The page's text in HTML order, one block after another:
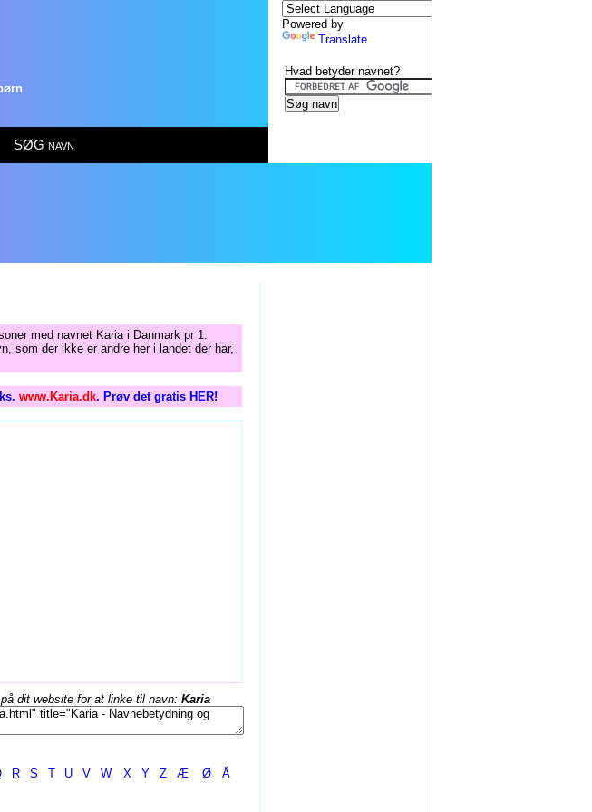
SØG navn
med navnet Karia i Danmark pr 1.
som der ikke er andre her i landet der har,
www.Karia.dk. Prøv det gratis HER!
dit website for at linke til navn: Karia
R S T U V W X Y Z Æ Ø Å
Powered by
Translate
Hvad betyder navnet?